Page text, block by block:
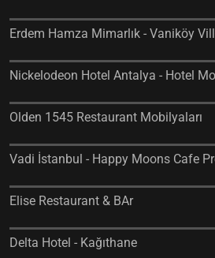
Erdem Hamza Mimarlık - Vaniköy
Nickelodeon Hotel Antalya - Hotel
Olden 1545 Restaurant Mobilyaları
Vadi İstanbul - Happy Moons Cafe
Elise Restaurant & BAr
Delta Hotel - Kağıthane